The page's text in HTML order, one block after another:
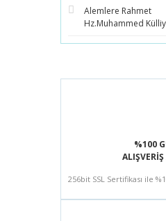
Alemlere Rahmet
Hz.Muhammed
%100
256bit SSL Sertifikası ile